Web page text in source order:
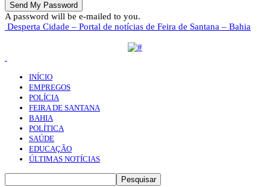
A password will be e-mailed to you.
Desperta Cidade – Portal de notícias de Feira de Santana – Bahia
INÍCIO
EMPREGOS
POLÍCIA
FEIRA DE SANTANA
BAHIA
POLÍTICA
SAÚDE
EDUCAÇÃO
ÚLTIMAS NOTÍCIAS